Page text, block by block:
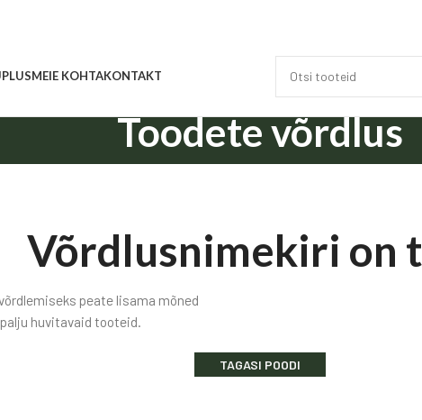
MEIE KOHTAKONTAKT
Toodete võrdlus
Võrdlusnimekiri on
peate lisama mõned
huvitavaid tooteid.
TAGASI POODI